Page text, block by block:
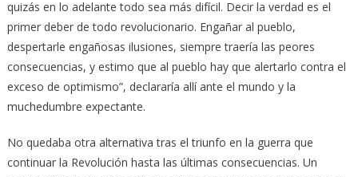
quizás en lo adelante todo sea más difícil. Decir la verdad es el
primer deber de todo revolucionario. Engañar al pueblo,
despertarle engañosas ilusiones, siempre traería las peores
consecuencias, y estimo que al pueblo hay que alertarlo contra el
exceso de optimismo”, declararía allí ante el mundo y la
muchedumbre expectante.
No quedaba otra alternativa tras el triunfo en la guerra que
continuar la Revolución hasta las últimas consecuencias. Un